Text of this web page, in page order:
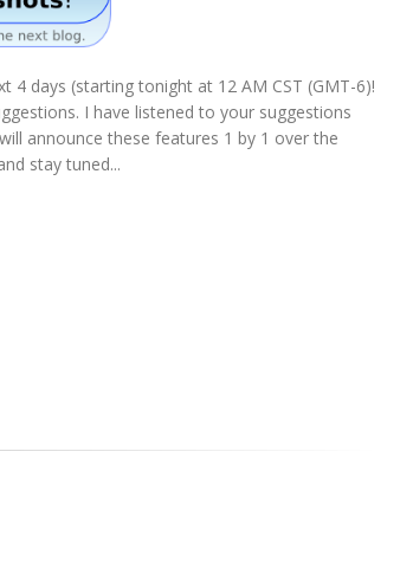
days (starting tonight at 12 AM CST (GMT-6)!
I have listened to your suggestions
announce these features 1 by 1 over the
stay tuned...